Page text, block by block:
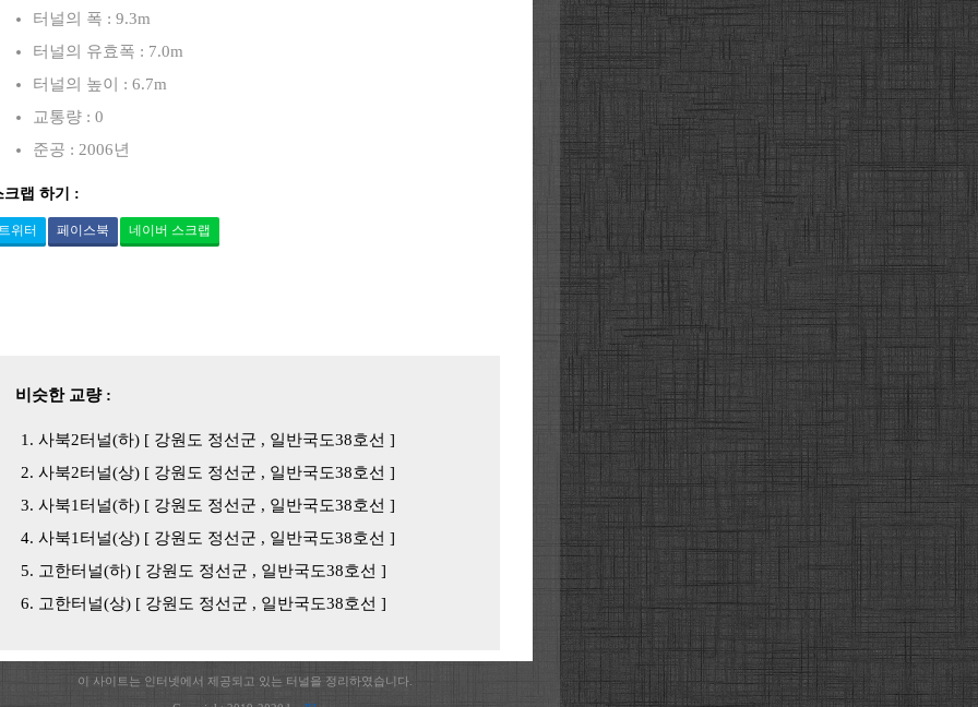
터널의 폭 : 9.3m
터널의 유효폭 : 7.0m
터널의 높이 : 6.7m
교통량 : 0
준공 : 2006년
크랩 하기 :
위터 페이스북 네이버 스크랩
비슷한 교량 :
사북2터널(하) [ 강원도 정선군 , 일반국도38호선 ]
사북2터널(상) [ 강원도 정선군 , 일반국도38호선 ]
사북1터널(하) [ 강원도 정선군 , 일반국도38호선 ]
사북1터널(상) [ 강원도 정선군 , 일반국도38호선 ]
고한터널(하) [ 강원도 정선군 , 일반국도38호선 ]
고한터널(상) [ 강원도 정선군 , 일반국도38호선 ]
이 사이트는 인터넷에서 제공되고 있는 터널을 정리하였습니다.